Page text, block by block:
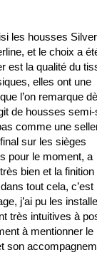
les housses Silver
et le choix a
est la qualité du
elles ont une
l’on remarque
de housses
comme une
sur les sièges
pour le moment, a
bien et la finition
tout cela, c’est
j’ai pu les
très intuitives à
à mentionner le
son